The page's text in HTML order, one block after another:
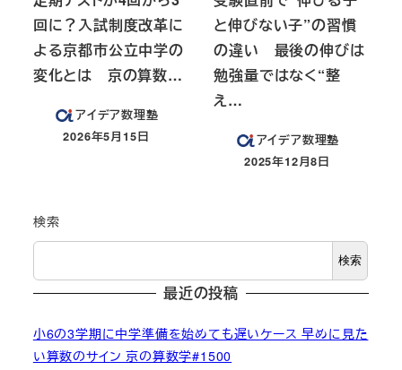
回に？入試制度改革に
よる京都市公立中学の
変化とは 京の算数…
アイデア数理塾
投稿日
2026年5月15日
と伸びない子”の習慣
の違い 最後の伸びは
勉強量ではなく“整
え…
アイデア数理塾
投稿日
2025年12月8日
検索
検索
最近の投稿
小6の3学期に中学準備を始めても遅いケース 早めに見た
い算数のサイン 京の算数学#1500